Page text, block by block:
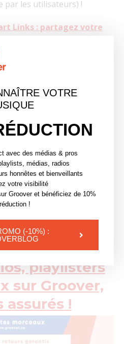
par les utilisateurs) !
Links : partagez votre
de vos fans
développer votre projet et de
Rappelez-vous que
la différence et que c’est
travailler.
sur les playlists, on
pour les artistes et les
👉Work Hard Playlist Hard
tes
Spotify ?
aux
playlisters
sur Groover,
assurés !
VOTRE
avec des médias & pros
médias, radios
honnêtes et bienveillants
votre visibilité
Groover et bénéficiez de 10%
!
(-10%) :